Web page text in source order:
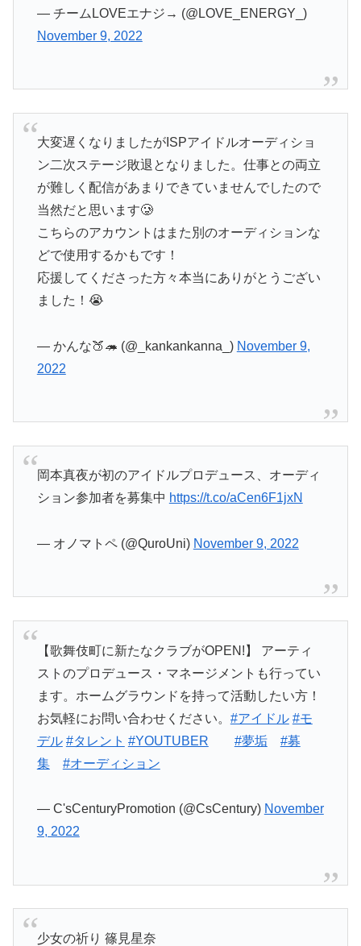
— チームLOVEエナジ→ (@LOVE_ENERGY_)
November 9, 2022
大変遅くなりましたがISPアイドルオーディショ
ン二次ステージ敗退となりました。仕事との両立
が難しく配信があまりできていませんでしたので
当然だと思います🥲
こちらのアカウントはまた別のオーディションな
どで使用するかもです！
応援してくださった方々本当にありがとうござい
ました！😭
— かんな🍑🦔 (@_kankankanna_) November 9,
2022
岡本真夜が初のアイドルプロデュース、オーディ
ション参加者を募集中 https://t.co/aCen6F1jxN
— オノマトペ (@QuroUni) November 9, 2022
【歌舞伎町に新たなクラブがOPEN!】 アーティ
ストのプロデュース・マネージメントも行ってい
ます。ホームグラウンドを持って活動したい方！
お気軽にお問い合わせください。 #アイドル #モ
デル #タレント #YOUTUBER #夢垢
#募
集
#オーディション
— C'sCenturyPromotion (@CsCentury) November
9, 2022
少女の祈り 篠見星奈